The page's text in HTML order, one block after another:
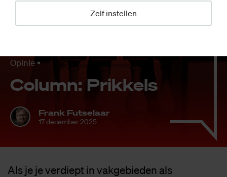
Zelf instellen
Opinie
Co­lumn: Prik­kels
Frank Futselaar
17 december 2025
Als je je verdiept in vakgebieden als